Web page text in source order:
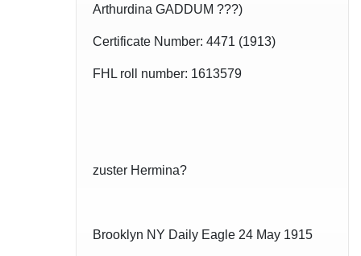
Arthurdina GADDUM ???)
Certificate Number: 4471 (1913)
FHL roll number: 1613579
zuster Hermina?
Brooklyn NY Daily Eagle 24 May 1915